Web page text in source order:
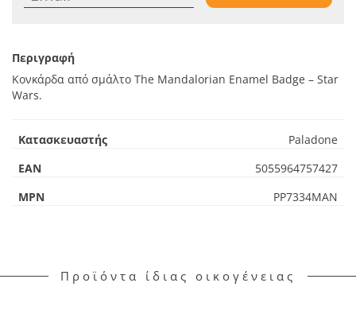
Περιγραφή
Κονκάρδα από σμάλτο The Mandalorian Enamel Badge – Star
Wars.
Κατασκευαστής
Paladone
EAN
5055964757427
MPN
PP7334MAN
Προϊόντα ίδιας οικογένειας